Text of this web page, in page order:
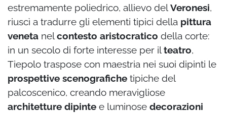
estremamente poliedrico, allievo delVeronesi,
riuscì a tradurre gli elementi tipici della pittura
veneta nelcontesto aristocratico della corte:
in un secolo di forte interesse per ilteatro,
Tiepolo traspose con maestria nei suoi dipinti le
prospettive scenografiche tipiche del
palcoscenico, creando meravigliose
architetture dipinte e luminose decorazioni